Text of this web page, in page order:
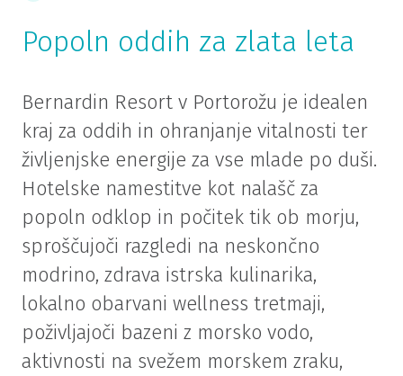
Popoln oddih za zlata leta
Bernardin Resort v Portorožu je idealen
kraj za oddih in ohranjanje vitalnosti ter
življenjske energije za vse mlade po duši.
Hotelske namestitve kot nalašč za
popoln odklop in počitek tik ob morju,
sproščujoči razgledi na neskončno
modrino, zdrava istrska kulinarika,
lokalno obarvani wellness tretmaji,
poživljajoči bazeni z morsko vodo,
aktivnosti na svežem morskem zraku,